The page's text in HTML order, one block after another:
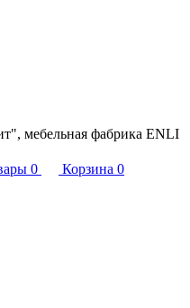
мебельная фабрика ENLI
0 Корзина 0